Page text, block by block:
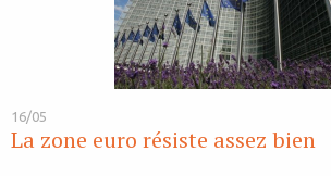
16/05
La zone euro résiste assez bien